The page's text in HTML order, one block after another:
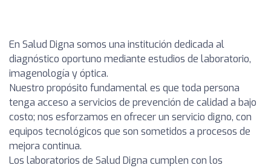
En Salud Digna somos una institución dedicada al
diagnóstico oportuno mediante estudios de laboratorio,
imagenología y óptica.
Nuestro propósito fundamental es que toda persona
tenga acceso a servicios de prevención de calidad a bajo
costo; nos esforzamos en ofrecer un servicio digno, con
equipos tecnológicos que son sometidos a procesos de
mejora continua.
Los laboratorios de Salud Digna cumplen con los